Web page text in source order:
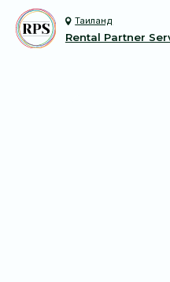
Таиланд
Rental Partner Service